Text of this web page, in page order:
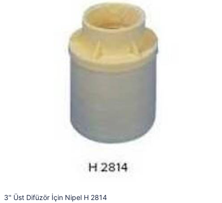
3'' Üst Difüzör İçin Nipel H 2814